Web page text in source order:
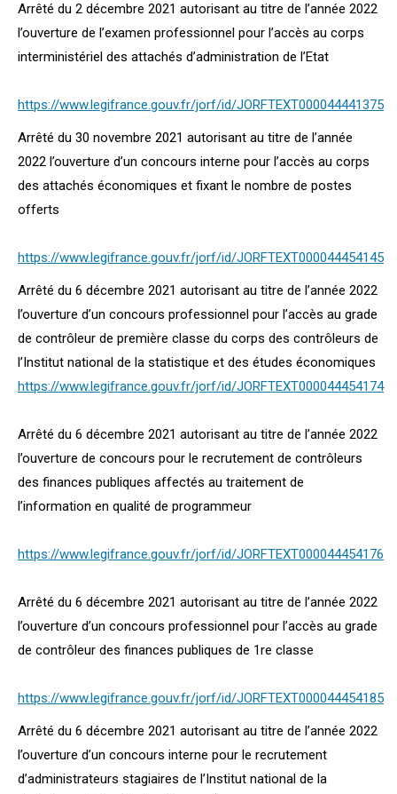
Arrêté du 2 décembre 2021 autorisant au titre de l’année 2022
l’ouverture de l’examen professionnel pour l’accès au corps
interministériel des attachés d’administration de l’Etat
https://www.legifrance.gouv.fr/jorf/id/JORFTEXT000044441375
Arrêté du 30 novembre 2021 autorisant au titre de l’année
2022 l’ouverture d’un concours interne pour l’accès au corps
des attachés économiques et fixant le nombre de postes
offerts
https://www.legifrance.gouv.fr/jorf/id/JORFTEXT000044454145
Arrêté du 6 décembre 2021 autorisant au titre de l’année 2022
l’ouverture d’un concours professionnel pour l’accès au grade
de contrôleur de première classe du corps des contrôleurs de
l’Institut national de la statistique et des études économiques
https://www.legifrance.gouv.fr/jorf/id/JORFTEXT000044454174
Arrêté du 6 décembre 2021 autorisant au titre de l’année 2022
l’ouverture de concours pour le recrutement de contrôleurs
des finances publiques affectés au traitement de
l’information en qualité de programmeur
https://www.legifrance.gouv.fr/jorf/id/JORFTEXT000044454176
Arrêté du 6 décembre 2021 autorisant au titre de l’année 2022
l’ouverture d’un concours professionnel pour l’accès au grade
de contrôleur des finances publiques de 1re classe
https://www.legifrance.gouv.fr/jorf/id/JORFTEXT000044454185
Arrêté du 6 décembre 2021 autorisant au titre de l’année 2022
l’ouverture d’un concours interne pour le recrutement
d’administrateurs stagiaires de l’Institut national de la